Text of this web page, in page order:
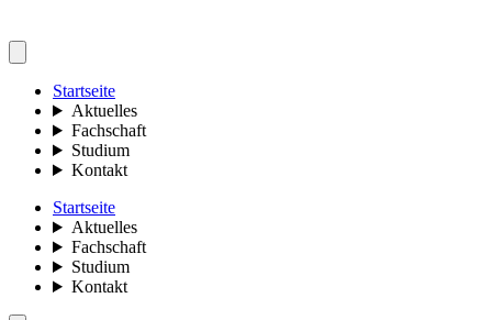
Startseite
Aktuelles
Fachschaft
Studium
Kontakt
Startseite
Aktuelles
Fachschaft
Studium
Kontakt